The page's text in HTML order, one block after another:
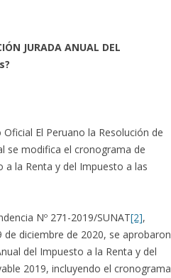
JURADA ANUAL DEL
El Peruano la Resolución de
se modifica el cronograma de
a la Renta y del Impuesto a las
Nº 271-2019/SUNAT[2],
de diciembre de 2020, se aprobaron
del Impuesto a la Renta y del
2019, incluyendo el cronograma